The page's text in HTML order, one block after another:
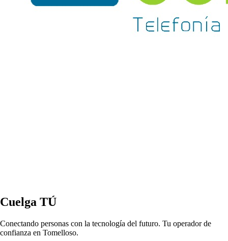
Cuelga TÚ
Conectando personas con la tecnología del futuro. Tu operador de
confianza en Tomelloso.